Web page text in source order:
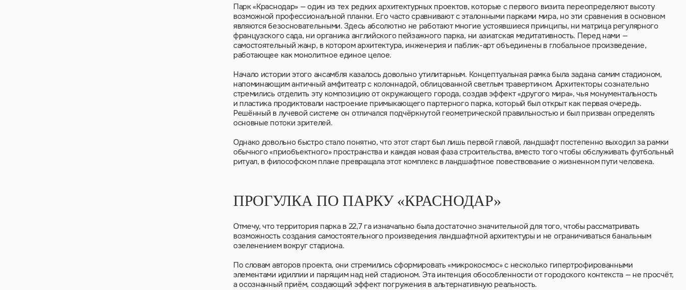
Парк «Краснодар» — один из тех редких архитектурных проектов, которые с первого визита переопределяют высоту
возможной профессиональной планки. Его часто сравнивают с эталонными парками мира, но эти сравнения в основном
являются безосновательными. Здесь абсолютно не работают многие устоявшиеся принципы, ни матрица регулярного
французского сада, ни органика английского пейзажного парка, ни азиатская медитативность. Перед нами —
самостоятельный жанр, в котором архитектура, инженерия и паблик-арт объединены в глобальное произведение,
работающее как монолитное единое целое.
Начало истории этого ансамбля казалось довольно утилитарным. Концептуальная рамка была задана самим стадионом,
напоминающим античный амфитеатр с колоннадой, облицованной светлым травертином. Архитекторы сознательно
стремились отделить эту композицию от окружающего города, создав эффект «другого мира», чья монументальность
и пластика продиктовали настроение примыкающего партерного парка, который был открыт как первая очередь.
Решённый в лучевой системе он отличался подчёркнутой геометрической правильностью и был призван определять
основные потоки зрителей.
Однако довольно быстро стало понятно, что этот старт был лишь первой главой, ландшафт постепенно выходил за рамки
обычного «приобъектного» пространства и каждая новая фаза строительства, вместо того чтобы обслуживать футбольный
ритуал, в философском плане превращала этот комплекс в ландшафтное повествование о жизненном пути человека.
ПРОГУЛКА ПО ПАРКУ «КРАСНОДАР»
Отмечу, что территория парка в 22,7 га изначально была достаточно значительной для того, чтобы рассматривать
возможность создания самостоятельного произведения ландшафтной архитектуры и не ограничиваться банальным
озеленением вокруг стадиона.
По словам авторов проекта, они стремились сформировать «микрокосмос» с несколько гипертрофированными
элементами идиллии и парящим над ней стадионом. Эта интенция обособленности от городского контекста — не просчёт,
а осознанный приём, создающий эффект погружения в альтернативную реальность.